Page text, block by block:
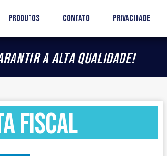
Produtos Contato Privacidade
a alta qualidade!
fiscal